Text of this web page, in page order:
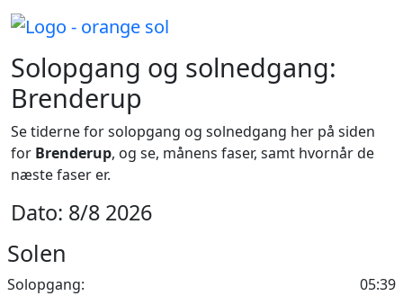
Solopgang og solnedgang:
Brenderup
Se tiderne for solopgang og solnedgang her på siden
for Brenderup, og se, månens faser, samt hvornår de
næste faser er.
Dato: 8/8 2026
Solen
Solopgang:
05:39